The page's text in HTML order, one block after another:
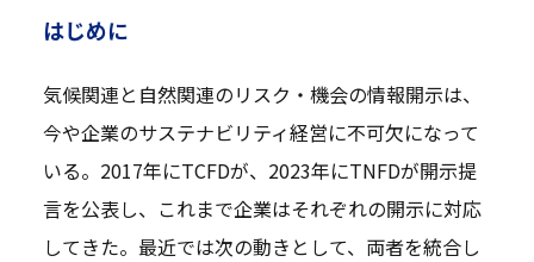
はじめに
気候関連と自然関連のリスク・機会の情報開示は、
今や企業のサステナビリティ経営に不可欠になって
いる。2017年にTCFDが、2023年にTNFDが開示提
言を公表し、これまで企業はそれぞれの開示に対応
してきた。最近では次の動きとして、両者を統合し